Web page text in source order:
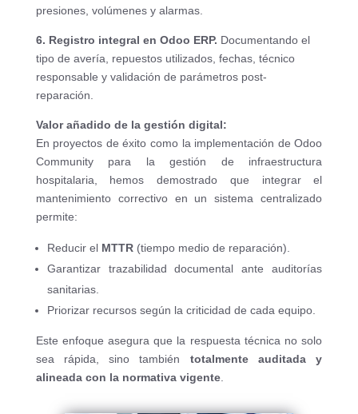
presiones, volúmenes y alarmas.
6. Registro integral en Odoo ERP. Documentando el
tipo de avería, repuestos utilizados, fechas, técnico
responsable y validación de parámetros post-
reparación.
Valor añadido de la gestión digital:
En proyectos de éxito como la implementación de Odoo
Community para la gestión de infraestructura
hospitalaria, hemos demostrado que integrar el
mantenimiento correctivo en un sistema centralizado
permite:
Reducir el MTTR(tiempo medio de reparación).
Garantizar trazabilidad documental ante auditorías
sanitarias.
Priorizar recursos según la criticidad de cada equipo.
Este enfoque asegura que la respuesta técnica no solo
sea rápida, sino también totalmente auditada y
alineada con la normativa vigente.